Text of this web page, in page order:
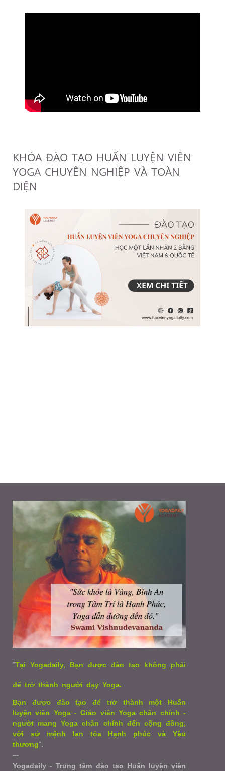
KHÓA ĐÀO TẠO HUẤN LUYỆN VIÊN
YOGA CHUYÊN NGHIỆP VÀ TOÀN
DIỆN
"Tại Yogadaily, Bạn được đào tạo không phải
để trở thành người dạy Yoga.
Bạn được đào tạo để trở thành một Huấn
luyện viên Yoga - Giáo viên Yoga chân chính -
người mang Yoga chân chính đến cộng đồng,
với sứ mệnh lan tỏa Hạnh phúc và Yêu
thương".
---
Yogadaily - Trung tâm đào tạo Huấn luyện viên